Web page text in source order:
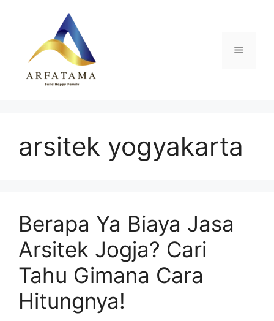
Menu
arsitek yogyakarta
Berapa Ya Biaya Jasa
Arsitek Jogja? Cari
Tahu Gimana Cara
Hitungnya!